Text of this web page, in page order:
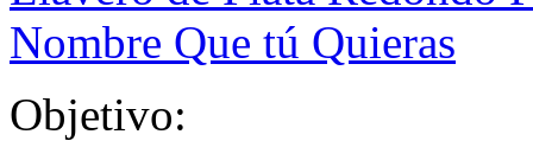
Nombre Que tú Quieras
Objetivo: